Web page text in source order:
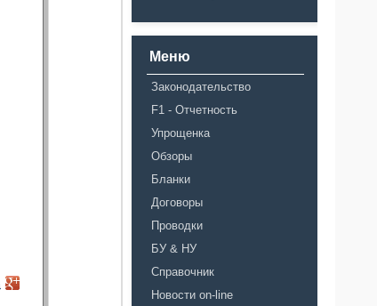
Меню
Законодательство
F1 - Отчетность
Упрощенка
Обзоры
Бланки
Договоры
Проводки
БУ & НУ
Справочник
Новости on-line